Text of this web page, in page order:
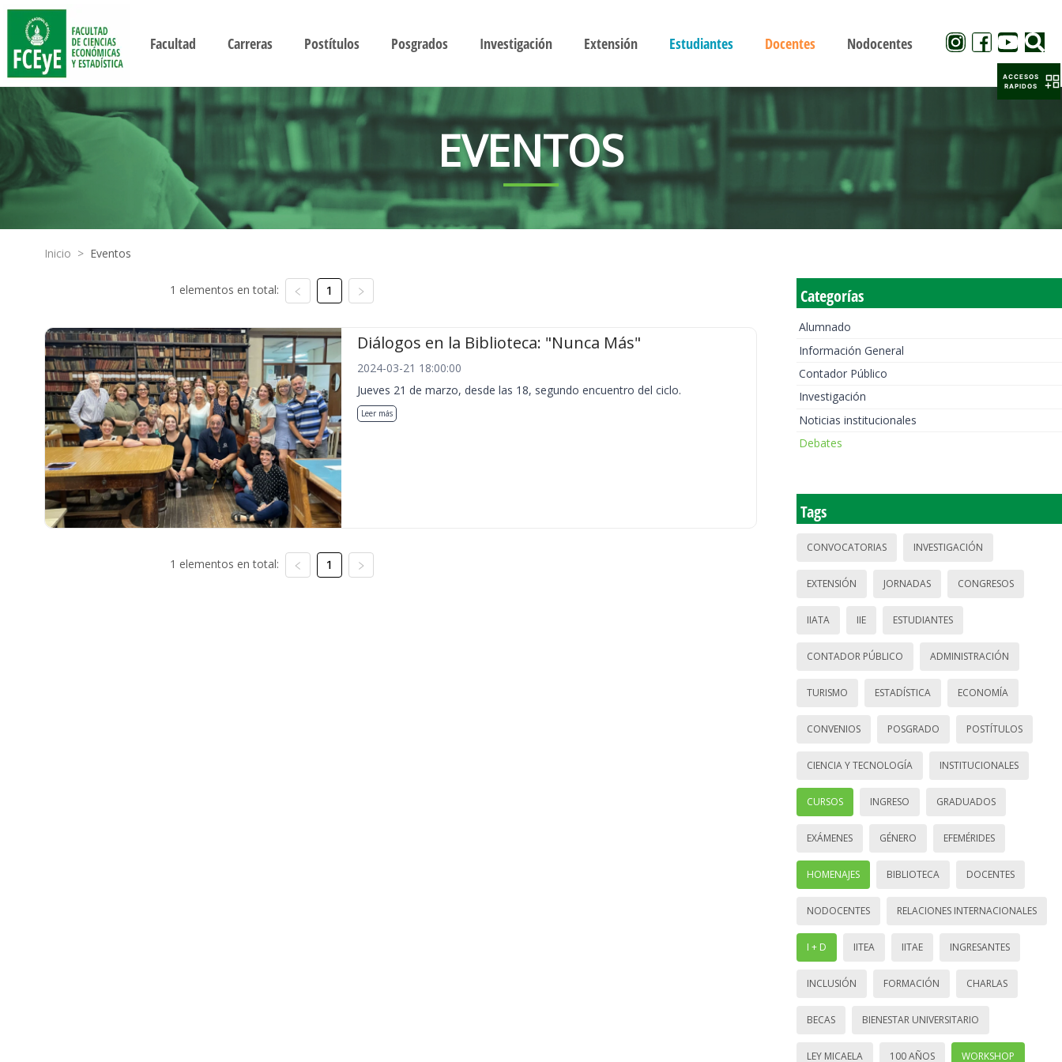
Facultad Carreras Postítulos Posgrados Investigación Extensión Estudiantes Docentes Nodocentes
EVENTOS
Inicio > Eventos
1 elementos en total: 1
Diálogos en la Biblioteca: "Nunca Más"
2024-03-21 18:00:00
Jueves 21 de marzo, desde las 18, segundo encuentro del ciclo.
Leer más
1 elementos en total: 1
Categorías
Alumnado
Información General
Contador Público
Investigación
Noticias institucionales
Debates
Tags
CONVOCATORIAS INVESTIGACIÓN
EXTENSIÓN JORNADAS CONGRESOS
IIATA IIE ESTUDIANTES
CONTADOR PÚBLICO ADMINISTRACIÓN
TURISMO ESTADÍSTICA ECONOMÍA
CONVENIOS POSGRADO POSTÍTULOS
CIENCIA Y TECNOLOGÍA INSTITUCIONALES
CURSOS INGRESO GRADUADOS
EXÁMENES GÉNERO EFEMÉRIDES
HOMENAJES BIBLIOTECA DOCENTES
NODOCENTES RELACIONES INTERNACIONALES
I + D IITEA IITAE INGRESANTES
INCLUSIÓN FORMACIÓN CHARLAS
BECAS BIENESTAR UNIVERSITARIO
LEY MICAELA 100 AÑOS WORKSHOP
ACCESOS
RAPIDOS